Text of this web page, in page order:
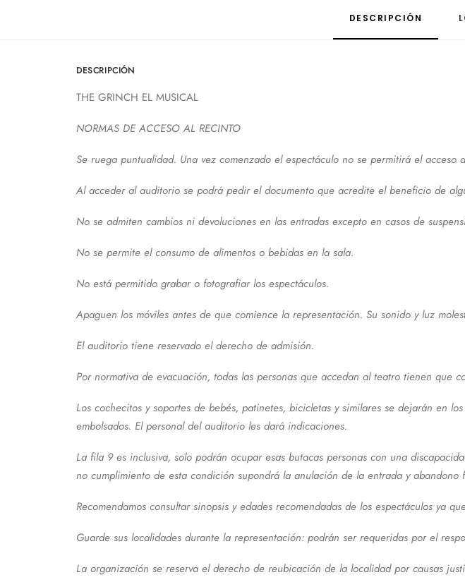
DESCRIPCIÓN
DESCRIPCIÓN
THE GRINCH EL MUSICAL
NORMAS DE ACCESO AL RECINTO
Se ruega puntualidad. Una vez comenzado el espectáculo no se permitirá el
Al acceder al auditorio se podrá pedir el documento que acredite el beneficio de
No se admiten cambios ni devoluciones en las entradas excepto en casos de
No se permite el consumo de alimentos o bebidas en la sala.
No está permitido grabar o fotografiar los espectáculos.
Apaguen los móviles antes de que comience la representación. Su sonido y luz
El auditorio tiene reservado el derecho de admisión.
Por normativa de evacuación, todas las personas que accedan al teatro tienen
Los cochecitos y soportes de bebés, patinetes, bicicletas y similares se dejarán en
embolsados. El personal del auditorio les dará indicaciones.
La fila 9 es inclusiva, solo podrán ocupar esas butacas personas con una
no cumplimiento de esta condición supondrá la anulación de la entrada y
Recomendamos consultar sinopsis y edades recomendadas de los espectáculos ya
Guarde sus localidades durante la representación: podrán ser requeridas por el
La organización se reserva el derecho de reubicación de la localidad por causas